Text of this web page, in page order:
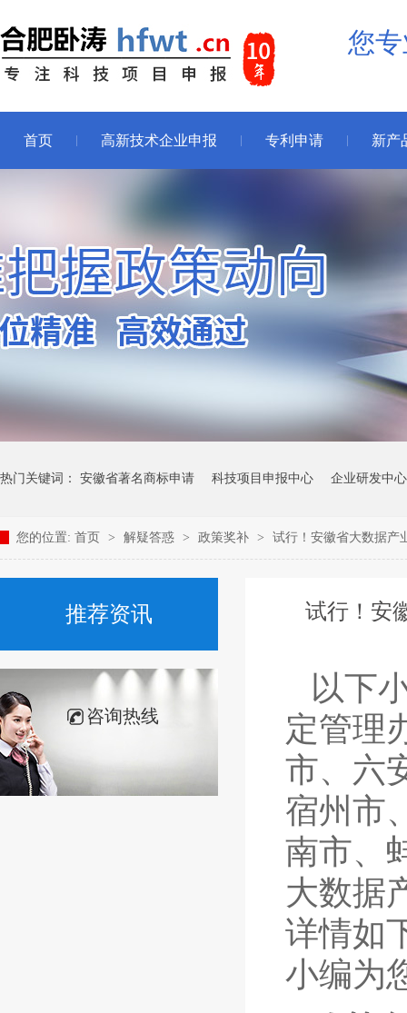
您
首页 高新技术企业申报 专利申请 新产
热门关键词： 安徽省著名商标申请 科技项目申报中心 企业研发中
您的位置: 首页 > 解疑答惑 > 政策奖补 > 试行！安徽省大数据产
试行！安
以下
定管理
市、六
宿州市
南市、
大数据
详情如
小编为
推荐资讯
咨询热线